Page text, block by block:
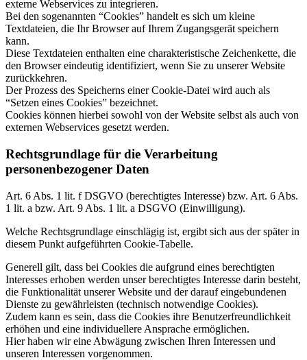
externe Webservices zu integrieren.
Bei den sogenannten “Cookies” handelt es sich um kleine
Textdateien, die Ihr Browser auf Ihrem Zugangsgerät speichern
kann.
Diese Textdateien enthalten eine charakteristische Zeichenkette, die
den Browser eindeutig identifiziert, wenn Sie zu unserer Website
zurückkehren.
Der Prozess des Speicherns einer Cookie-Datei wird auch als
“Setzen eines Cookies” bezeichnet.
Cookies können hierbei sowohl von der Website selbst als auch von
externen Webservices gesetzt werden.
Rechtsgrundlage für die Verarbeitung
personenbezogener Daten
Art. 6 Abs. 1 lit. f DSGVO (berechtigtes Interesse) bzw. Art. 6 Abs.
1 lit. a bzw. Art. 9 Abs. 1 lit. a DSGVO (Einwilligung).
Welche Rechtsgrundlage einschlägig ist, ergibt sich aus der später in
diesem Punkt aufgeführten Cookie-Tabelle.
Generell gilt, dass bei Cookies die aufgrund eines berechtigten
Interesses erhoben werden unser berechtigtes Interesse darin besteht,
die Funktionalität unserer Website und der darauf eingebundenen
Dienste zu gewährleisten (technisch notwendige Cookies).
Zudem kann es sein, dass die Cookies ihre Benutzerfreundlichkeit
erhöhen und eine individuellere Ansprache ermöglichen.
Hier haben wir eine Abwägung zwischen Ihren Interessen und
unseren Interessen vorgenommen.